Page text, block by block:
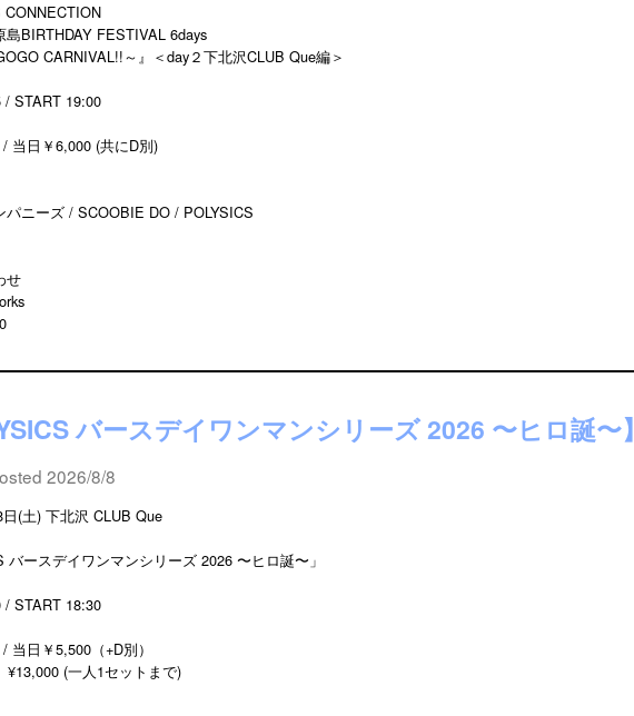
CONNECTION
島BIRTHDAY FESTIVAL 6days
CARNIVAL!!～』＜day２下北沢CLUB Que編＞
/ START 19:00
当日￥6,000 (共にD別)
パニーズ / SCOOBIE DO / POLYSICS
せ
バースデイワンマンシリーズ 2026 〜ヒロ誕〜】
2026/8/8
日(土) 下北沢 CLUB Que
バースデイワンマンシリーズ 2026 〜ヒロ誕〜」
/ START 18:30
当日￥5,500（+D別）
(一人1セットまで)